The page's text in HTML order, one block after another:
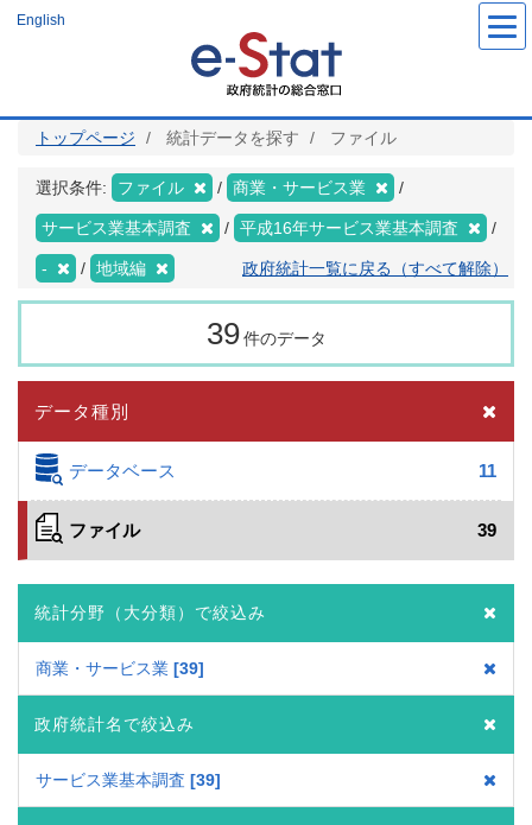
ツ
English
トップページ 統計データを探す ファイル
選択条件: ファイル 商業・サービス業
サービス業基本調査 平成16年サービス業基本調査
- 地域編 政府統計一覧に戻る（すべて解除）
39 件のデータ
データ種別
データベース 11
ファイル 39
統計分野（大分類）で絞込み
商業・サービス業 39
政府統計名で絞込み
サービス業基本調査 39